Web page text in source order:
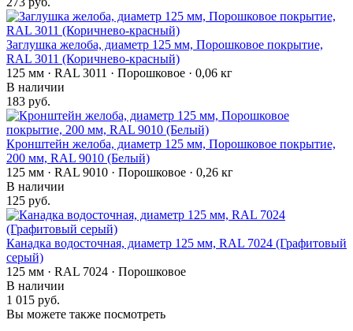
Заглушка желоба, диаметр 125 мм, Порошковое покрытие,
RAL 3011 (Коричнево-красный)
125 мм · RAL 3011 · Порошковое · 0,06 кг
В наличии
183 руб.
Кронштейн желоба, диаметр 125 мм, Порошковое покрытие,
200 мм, RAL 9010 (Белый)
125 мм · RAL 9010 · Порошковое · 0,26 кг
В наличии
125 руб.
Канадка водосточная, диаметр 125 мм, RAL 7024 (Графитовый
серый)
125 мм · RAL 7024 · Порошковое
В наличии
1 015 руб.
Вы можете также посмотреть